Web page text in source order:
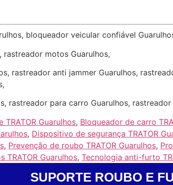
bloqueador veicular confiável
rastreador motos Guarulhos,
rastreador anti jammer Guarulhos,
rastreador para carro Guarulhos,
TRATOR Guarulhos, Bloqueador de carro
, Dispositivo de segurança TRATOR
, Prevenção de roubo TRATOR Guarulhos,
TRATOR Guarulhos, Tecnologia anti-furto
SUPORTE ROUBO E